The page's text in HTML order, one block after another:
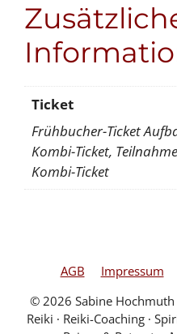
Late
Ticket
Frühbucher-Ticket
Kombi-Ticket,
Kombi-Ticket
AGB Impressum
© 2026 Sabine Hochmuth
Reiki ∙ Reiki-Coaching ∙